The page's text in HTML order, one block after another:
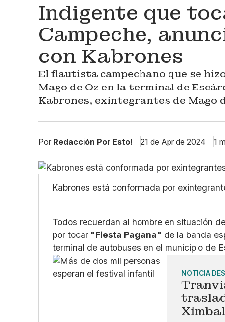
Indigente que
Campeche,
con Kabrones
El flautista campechano que se
Mago de Oz en la terminal de
Kabrones, exintegrantes de Mago
Por Redacción Por Esto! 21 de Apr de 2024 1
Kabrones está conformada por
Todos recuerdan al hombre en situación
por tocar "Fiesta Pagana" de la banda
terminal de autobuses en el municipio de
NOTICIA
Ximbal